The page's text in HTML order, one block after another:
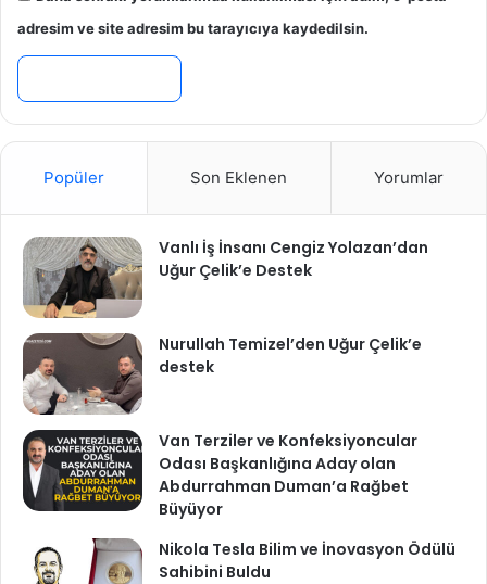
adresim ve site adresim bu tarayıcıya kaydedilsin.
Popüler Son Eklenen Yorumlar
Vanlı İş İnsanı Cengiz Yolazan’dan
Uğur Çelik’e Destek
Nurullah Temizel’den Uğur Çelik’e
destek
Van Terziler ve Konfeksiyoncular
Odası Başkanlığına Aday olan
Abdurrahman Duman’a Rağbet
Büyüyor
Nikola Tesla Bilim ve İnovasyon Ödülü
Sahibini Buldu